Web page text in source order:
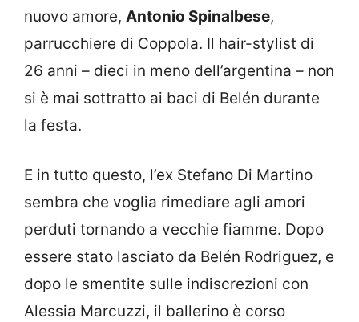
nuovo amore, Antonio Spinalbese,
parrucchiere di Coppola. Il hair-stylist di
26 anni – dieci in meno dell’argentina – non
si è mai sottratto ai baci di Belén durante
la festa.
E in tutto questo, l’ex Stefano Di Martino
sembra che voglia rimediare agli amori
perduti tornando a vecchie fiamme. Dopo
essere stato lasciato da Belén Rodriguez, e
dopo le smentite sulle indiscrezioni con
Alessia Marcuzzi, il ballerino è corso